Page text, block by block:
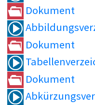
Dokument
Dokument
Dokument